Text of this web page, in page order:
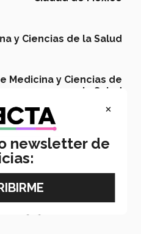
y Ciencias de la Salud
Medicina y Ciencias de
la Salud
y EXATEC representó en
×
newsletter de